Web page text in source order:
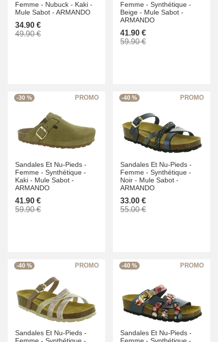
Femme - Nubuck - Kaki -
Mule Sabot - ARMANDO
34.90 €
49.90 €
Femme - Synthétique -
Beige - Mule Sabot -
ARMANDO
41.90 €
59.90 €
-30 %
Sandales Et Nu-Pieds -
Femme - Synthétique -
Kaki - Mule Sabot -
ARMANDO
41.90 €
59.90 €
-40 %
Sandales Et Nu-Pieds -
Femme - Synthétique -
Noir - Mule Sabot -
ARMANDO
33.00 €
55.00 €
-40 %
Sandales Et Nu-Pieds -
Femme - Synthétique -
-40 %
Sandales Et Nu-Pieds -
Femme - Synthétique -